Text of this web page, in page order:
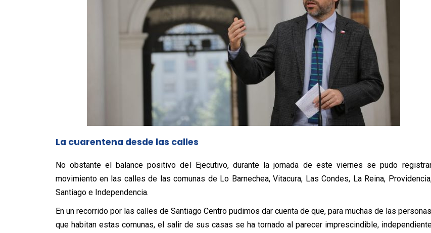
La cuarentena desde las calles
No obstante el balance positivo del Ejecutivo, durante la jornada de este viernes se pudo
movimiento en las calles de las comunas de Lo Barnechea, Vitacura, Las Condes, La Reina,
Santiago e Independencia.
En un recorrido por las calles de Santiago Centro pudimos dar cuenta de que, para muchas de las personas
que habitan estas comunas, el salir de sus casas se ha tornado al parecer imprescindible,